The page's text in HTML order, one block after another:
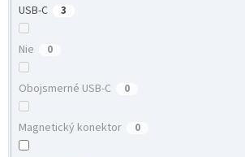
USB-C 3
Nie 0
Obojsmerné USB-C 0
Magnetický konektor 0